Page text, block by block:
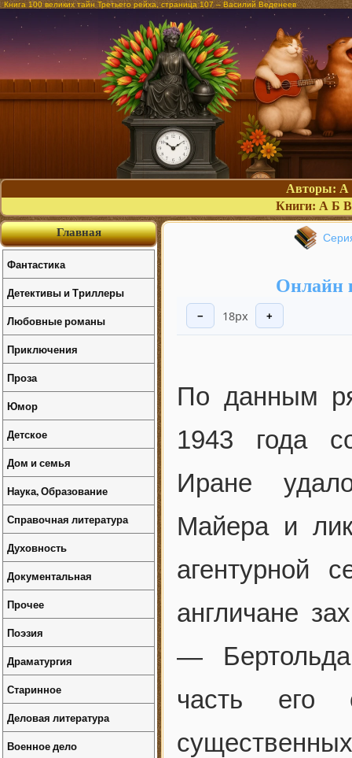
Книга 100 великих тайн Третьего рейха, страница 107 – Василий Веденеев
Авторы: А
Книги: А Б В
Онлайн
− 18px +
По данным
1943 года
Иране
Майера и
агентурной
англичане
—
часть его
Главная
Фантастика
Детективы и Триллеры
Любовные романы
Приключения
Проза
Юмор
Детское
Дом и семья
Наука, Образование
Справочная литература
Духовность
Документальная
Прочее
Поэзия
Драматургия
Старинное
Деловая литература
Военное дело